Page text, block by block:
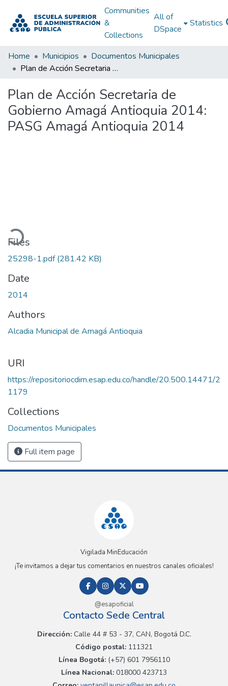
Communities
&
Collections
All of
DSpace
Statistics
Home Municipios
Documentos Municipales
Plan de Acción Secretaria de Gobierno Amagá Antioquia 2014: PASG Amagá Antioquia 2014
Plan de Acción Secretaria de
Gobierno Amagá Antioquia 2014:
PASG Amagá Antioquia 2014
Files
25298-1.pdf(281.42 KB)
Date
2014
Authors
Alcadia Municipal de Amagá Antioquia
URI
https://repositoriocdim.esap.edu.co/handle/20.500.14471/2
1179
Collections
Documentos Municipales
Full item page
Vigilada MinEducación
¡Te invitamos a dejar tus comentarios en nuestros canales oficiales!
@esapoficial
Contacto Sede Central
Dirección:Calle 44 # 53 - 37, CAN, Bogotá D.C.
Código postal: 111321
Línea Bogotá:(+57) 601 7956110
Línea Nacional: 018000 423713